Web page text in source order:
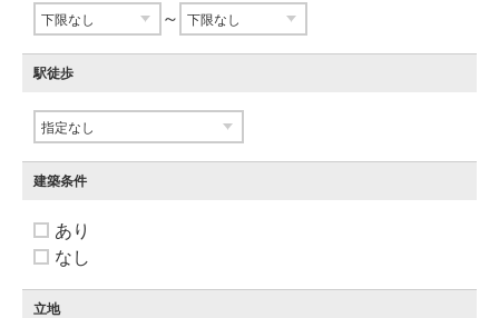
～
駅徒歩
建築条件
あり
なし
立地